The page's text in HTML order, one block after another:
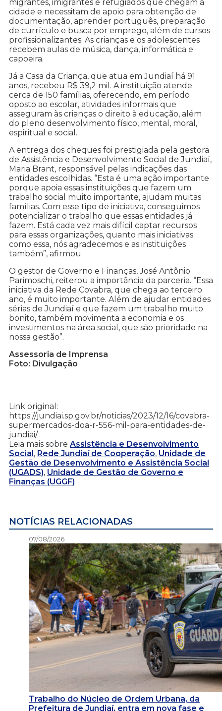
migrantes, imigrantes e refugiados que chegam à
cidade e necessitam de apoio para obtenção de
documentação, aprender português, preparação
de currículo e busca por emprego, além de cursos
profissionalizantes. As crianças e os adolescentes
recebem aulas de música, dança, informática e
capoeira.
Já a Casa da Criança, que atua em Jundiaí há 91
anos, recebeu R$ 39,2 mil. A instituição atende
cerca de 150 famílias, oferecendo, em período
oposto ao escolar, atividades informais que
asseguram às crianças o direito à educação, além
do pleno desenvolvimento físico, mental, moral,
espiritual e social.
A entrega dos cheques foi prestigiada pela gestora
de Assistência e Desenvolvimento Social de Jundiaí,
Maria Brant, responsável pelas indicações das
entidades escolhidas. “Esta é uma ação importante
porque apoia essas instituições que fazem um
trabalho social muito importante, ajudam muitas
famílias. Com esse tipo de iniciativa, conseguimos
potencializar o trabalho que essas entidades já
fazem. Está cada vez mais difícil captar recursos
para essas organizações, quanto mais iniciativas
como essa, nós agradecemos e as instituições
também”, afirmou.
O gestor de Governo e Finanças, José Antônio
Parimoschi, reiterou a importância da parceria. “Essa
iniciativa da Rede Covabra, que chega ao terceiro
ano, é muito importante. Além de ajudar entidades
sérias de Jundiaí e que fazem um trabalho muito
bonito, também movimenta a economia e os
investimentos na área social, que são prioridade na
nossa gestão”.
Assessoria de Imprensa
Foto: Divulgação
Link original:
https://jundiai.sp.gov.br/noticias/2023/12/16/covabra-
supermercados-doa-r-556-mil-para-entidades-de-
jundiai/
Leia mais sobre Assistência e Desenvolvimento
Social, Rede Jundiaí de Cooperação, Unidade de
Gestão de Desenvolvimento e Assistência Social
(UGADS), Unidade de Gestão de Governo e
Finanças (UGGF)
NOTÍCIAS RELACIONADAS
07/08/2026
Trabalho do Núcleo de Ordem Urbana, da
Prefeitura de Jundiaí, entra em nova fase e